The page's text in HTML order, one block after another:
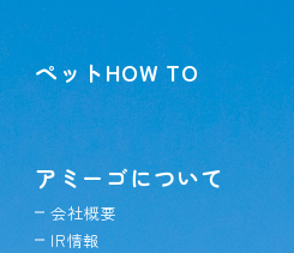
ペットHOW TO
アミーゴについて
会社概要
IR情報